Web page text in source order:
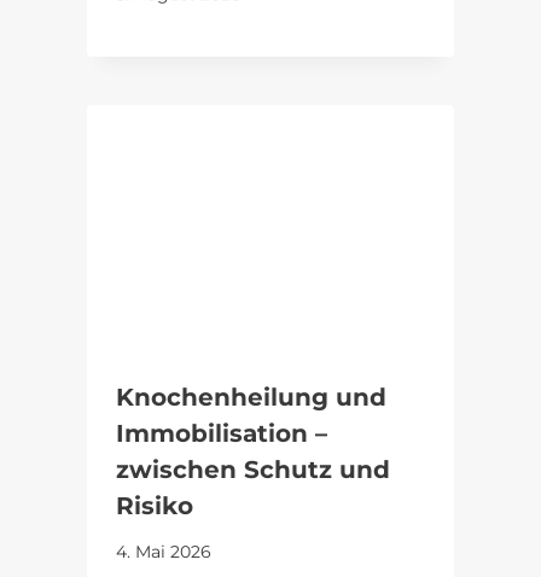
Knochenheilung und
Immobilisation –
zwischen Schutz und
Risiko
4. Mai 2026